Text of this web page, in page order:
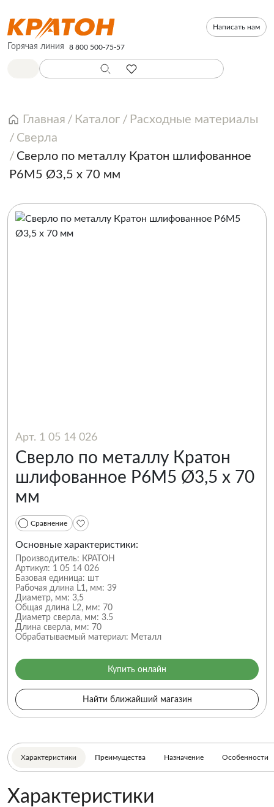
Написать нам
Горячая линия 8 800 500-75-57
Главная Каталог
Расходные материалы
Сверла
Сверло по металлу Кратон шлифованное
Р6М5 Ø3,5 х 70 мм
Арт. 1 05 14 026
Сверло по металлу Кратон
шлифованное Р6М5 Ø3,5 х 70
мм
Сравнение
Основные характеристики:
Производитель: КРАТОН
Артикул: 1 05 14 026
Базовая единица: шт
Рабочая длина L1, мм: 39
Диаметр, мм: 3,5
Общая длина L2, мм: 70
Диаметр сверла, мм: 3.5
Длина сверла, мм: 70
Обрабатываемый материал: Металл
Купить онлайн
Найти ближайший магазин
Характеристики Преимущества Назначение Особенности
Характеристики